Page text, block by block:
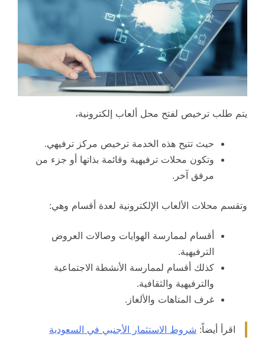
يتم طلب ترخيص لفتح محل ألعاب إلكترونية،
حيث تتيح هذه الخدمة ترخيص مركز ترفيهي.
وتكون محلات ترفيهية وقائمة بذاتها أو جزء من
مرفق آخر.
وتقسم محلات الألعاب الإلكترونية لعدة أقسام وهي:
أقسام لممارسة الهوايات وصالات العروض
الترفيهية.
كذلك أقسام لممارسة الأنشطة الاجتماعية
والترفيهية والثقافية.
غرف المتاهات والألغاز.
اقرأ أيضاً: شروط الاستثمار الأجنبي في السعودية